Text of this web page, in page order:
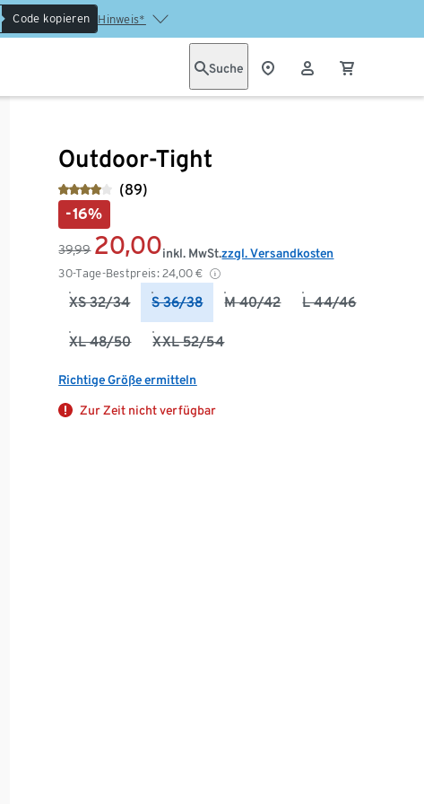
Code kopieren Hinweis*
Suche
Outdoor-Tight
(89)
-16%
39,99 20,00
30-Tage-Bestpreis: 24,00 €
inkl. MwSt.zzgl. Versandkosten
XS 32/34 S 36/38 M 40/42 L 44/46
XL 48/50 XXL 52/54
Richtige Größe ermitteln
Zur Zeit nicht verfügbar